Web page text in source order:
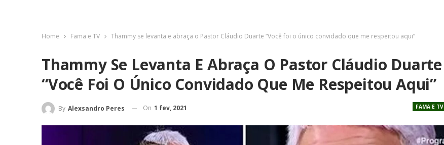
Home Fama e TV Thammy se levanta e abraça o Pastor Cláudio Duarte “Você foi o único convidado que me respeitou aqui”
Thammy Se Levanta E Abraça O Pastor Cláudio Duarte
“Você Foi O Único Convidado Que Me Respeitou Aqui”
FAMA E TV
By Alexsandro Peres On 1 fev, 2021